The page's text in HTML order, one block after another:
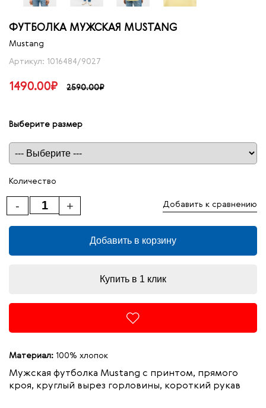
ФУТБОЛКА МУЖСКАЯ MUSTANG
Mustang
Артикул: 1016484/9027
1490.00₽ 2590.00₽
Выберите размер
Таблица размеров
Количество
+
- Добавить к сравнению
Добавить в корзину
Купить в 1 клик
Материал: 100% хлопок
Мужская футболка Mustang с принтом, прямого
кроя, круглый вырез горловины, короткий рукав